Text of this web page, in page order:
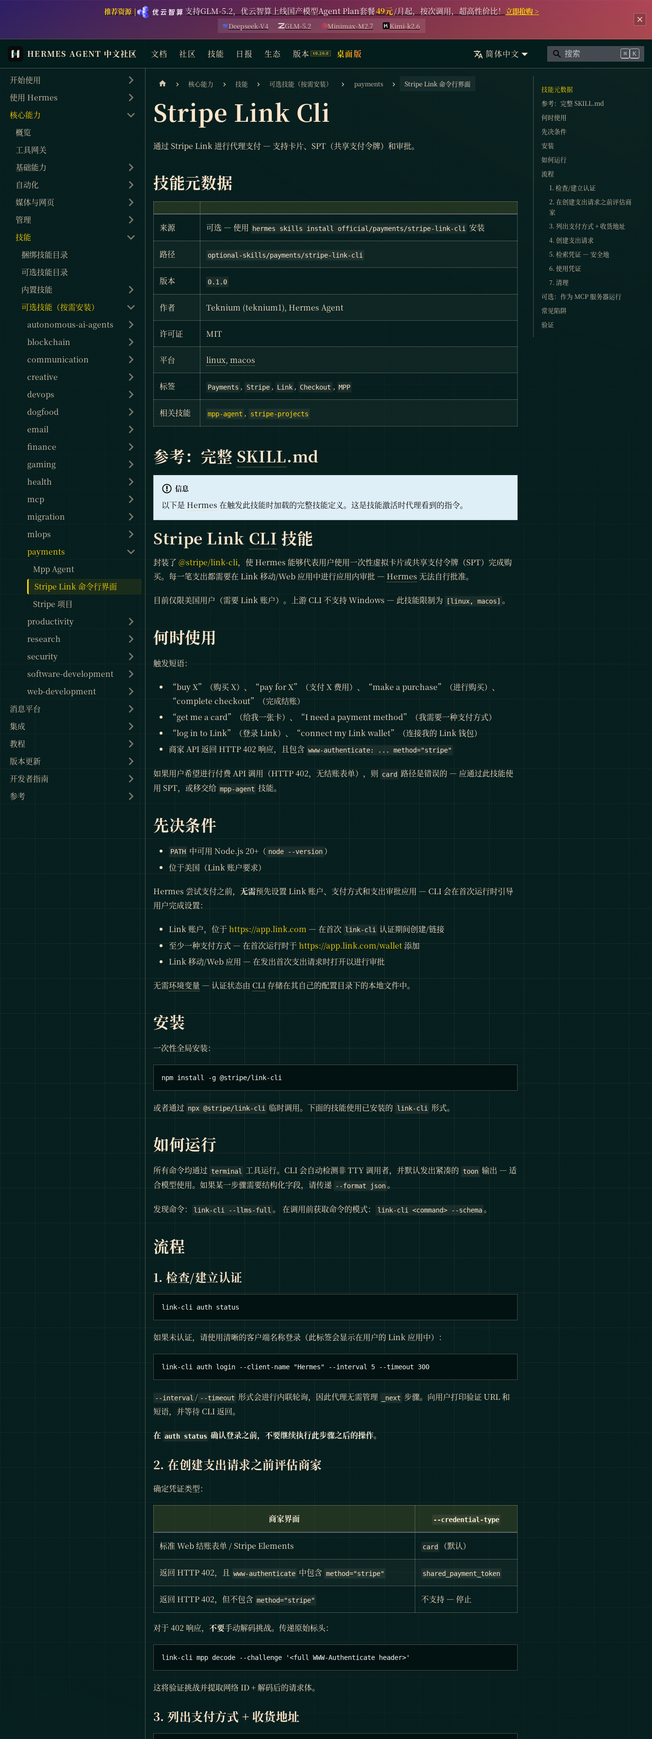
推荐资源 | 支持GLM-5.2，优云智算上线国产模型Agent Plan套餐49元/月起，按次调用，超高性价比！ 立即抢购 >
Deepseek-V4 GLM-5.2 Minimax-M2.7 Kimi-k2.6
HERMES AGENT 中文社区 文档 社区 技能 日报 生态 版本 桌面版 简体中文 ⌘ K
开始使用
使用 Hermes
核心能力
概览
工具网关
基础能力
自动化
媒体与网页
管理
技能
捆绑技能目录
可选技能目录
内置技能
可选技能（按需安装）
autonomous-ai-agents
blockchain
communication
creative
devops
dogfood
email
finance
gaming
health
mcp
migration
mlops
payments
Mpp Agent
Stripe Link 命令行界面
Stripe 项目
productivity
research
security
software-development
web-development
消息平台
集成
教程
版本更新
开发者指南
参考
核心能力 技能 可选技能（按需安装） payments Stripe Link 命令行界面
Stripe Link Cli
通过 Stripe Link 进行代理支付 — 支持卡片、SPT（共享支付令牌）和审批。
技能元数据
来源 可选 — 使用 hermes skills install official/payments/stripe-link-cli 安装
路径 optional-skills/payments/stripe-link-cli
版本 0.1.0
作者 Teknium (teknium1), Hermes Agent
许可证 MIT
平台 linux, macos
标签 Payments , Stripe , Link , Checkout , MPP
相关技能 mpp-agent , stripe-projects
参考：完整 SKILL.md
信息
以下是 Hermes 在触发此技能时加载的完整技能定义。这是技能激活时代理看到的指令。
Stripe Link CLI 技能
封装了 @stripe/link-cli，使 Hermes 能够代表用户使用一次性虚拟卡片或共享支付令牌（SPT）完成购
买。每一笔支出都需要在 Link 移动/Web 应用中进行应用内审批 — Hermes 无法自行批准。
目前仅限美国用户（需要 Link 账户）。上游 CLI 不支持 Windows — 此技能限制为 [linux, macos] 。
何时使用
触发短语：
“buy X”（购买 X）、“pay for X”（支付 X 费用）、“make a purchase”（进行购买）、
“complete checkout”（完成结账）
“get me a card”（给我一张卡）、“I need a payment method”（我需要一种支付方式）
“log in to Link”（登录 Link）、“connect my Link wallet”（连接我的 Link 钱包）
商家 API 返回 HTTP 402 响应，且包含 www-authenticate: ... method="stripe"
如果用户希望进行付费 API 调用（HTTP 402，无结账表单），则 card 路径是错误的 — 应通过此技能使
用 SPT，或移交给 mpp-agent 技能。
先决条件
PATH 中可用 Node.js 20+（ node --version ）
位于美国（Link 账户要求）
Hermes 尝试支付之前， 无需预先设置 Link 账户、支付方式和支出审批应用 — CLI 会在首次运行时引导
用户完成设置：
Link 账户，位于 https://app.link.com — 在首次 link-cli 认证期间创建/链接
至少一种支付方式 — 在首次运行时于https://app.link.com/wallet添加
Link 移动/Web 应用 — 在发出首次支出请求时打开以进行审批
无需环境变量 — 认证状态由 CLI 存储在其自己的配置目录下的本地文件中。
安装
一次性全局安装：
npm install -g @stripe/link-cli
或者通过 npx @stripe/link-cli 临时调用。下面的技能使用已安装的 link-cli 形式。
如何运行
所有命令均通过 terminal 工具运行。CLI 会自动检测非 TTY 调用者，并默认发出紧凑的 toon 输出 — 适
合模型使用。如果某一步骤需要结构化字段，请传递 --format json。
发现命令： link-cli --llms-full 。 在调用前获取命令的模式： link-cli <command> --schema 。
流程
1. 检查/建立认证
link-cli auth status
如果未认证，请使用清晰的客户端名称登录（此标签会显示在用户的 Link 应用中）：
link-cli auth login --client-name "Hermes" --interval 5 --timeout 300
--interval / --timeout 形式会进行内联轮询，因此代理无需管理 _next 步骤。向用户打印验证 URL 和
短语，并等待 CLI 返回。
在 auth status 确认登录之前，不要继续执行此步骤之后的操作。
2. 在创建支出请求之前评估商家
确定凭证类型：
商家界面 --credential-type
标准 Web 结账表单 / Stripe Elements card （默认）
返回 HTTP 402，且 www-authenticate 中包含 method="stripe" shared_payment_token
返回 HTTP 402，但不包含 method="stripe" 不支持 — 停止
对于 402 响应， 不要手动解码挑战。传递原始标头：
link-cli mpp decode --challenge '<full WWW-Authenticate header>'
这将验证挑战并提取网络 ID + 解码后的请求体。
3. 列出支付方式 + 收货地址
技能元数据
参考：完整 SKILL.md
何时使用
先决条件
安装
如何运行
流程
1. 检查/建立认证
2. 在创建支出请求之前评估商
家
3. 列出支付方式 + 收货地址
4. 创建支出请求
5. 检索凭证 — 安全地
6. 使用凭证
7. 清理
可选：作为 MCP 服务器运行
常见陷阱
验证